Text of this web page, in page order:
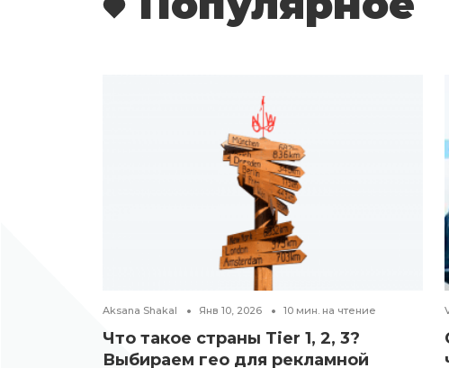
Aksana Shakal Янв 10, 2026 10 мин. на чтение
Что такое страны Tier 1, 2, 3?
Выбираем гео для рекламной